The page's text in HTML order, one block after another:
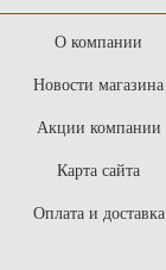
О компании
Новости магазина
Акции компании
Карта сайта
Оплата и доставка